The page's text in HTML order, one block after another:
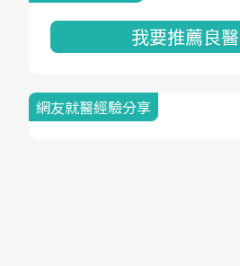
我要推薦良醫
網友就醫經驗分享